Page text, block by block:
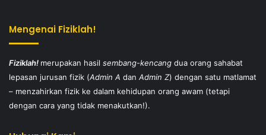
Mengenai Fiziklah!
Fiziklah! merupakan hasil sembang-kencang dua orang sahabat
lepasan jurusan fizik (Admin A dan Admin Z) dengan satu matlamat
– menzahirkan fizik ke dalam kehidupan orang awam (tetapi
dengan cara yang tidak menakutkan!).